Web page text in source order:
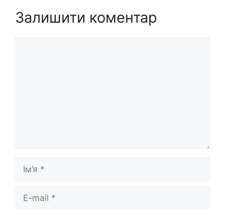
Залишити коментар
Ім’я